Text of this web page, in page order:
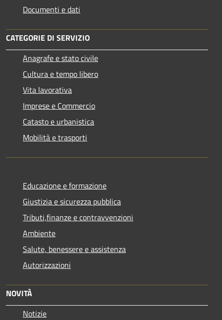
Documenti e dati
CATEGORIE DI SERVIZIO
Anagrafe e stato civile
Cultura e tempo libero
Vita lavorativa
Imprese e Commercio
Catasto e urbanistica
Mobilità e trasporti
Educazione e formazione
Giustizia e sicurezza pubblica
Tributi,finanze e contravvenzioni
Ambiente
Salute, benessere e assistenza
Autorizzazioni
NOVITÀ
Notizie